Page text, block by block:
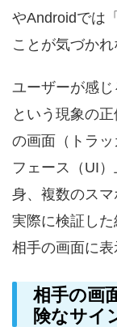
やAndroidでは
ことが気づかれ
ユーザーが感じ
という現象の
の画面（トラ
フェース（UI
身、複数のス
実際に検証し
相手の画面に表
相手の画
険なサイ